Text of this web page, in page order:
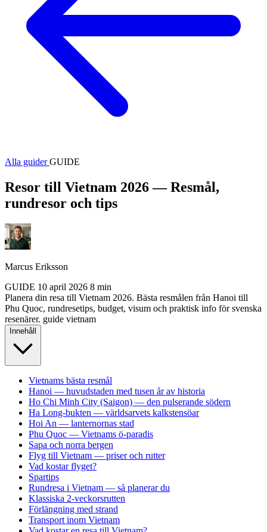
Alla guiderGUIDE
Resor till Vietnam 2026 — Resmål,
rundresor och tips
Marcus Eriksson
GUIDE 10 april 2026 8 min
Planera din resa till Vietnam 2026. Bästa resmålen från Hanoi till
Phu Quoc, rundresetips, budget, visum och praktisk info för svenska
resenärer. guide vietnam
Innehåll
Vietnams bästa resmål
Hanoi — huvudstaden med tusen år av historia
Ho Chi Minh City (Saigon) — den pulserande södern
Ha Long-bukten — världsarvets kalkstensöar
Hoi An — lanternornas stad
Phu Quoc — Vietnams ö-paradis
Sapa och norra bergen
Flyg till Vietnam — priser och rutter
Vad kostar flyget?
Spartips
Rundresa i Vietnam — så planerar du
Klassiska 2-veckorsrutten
Förlängning med strand
Transport inom Vietnam